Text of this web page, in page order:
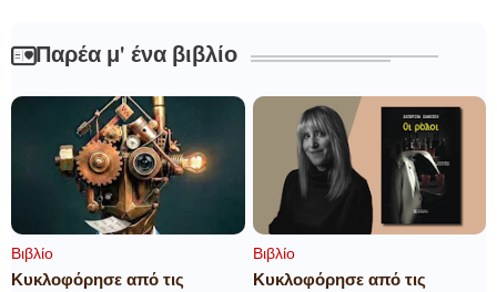
Παρέα μ' ένα βιβλίο
Βιβλίο
Κυκλοφόρησε από τις
Βιβλίο
Κυκλοφόρησε από τις